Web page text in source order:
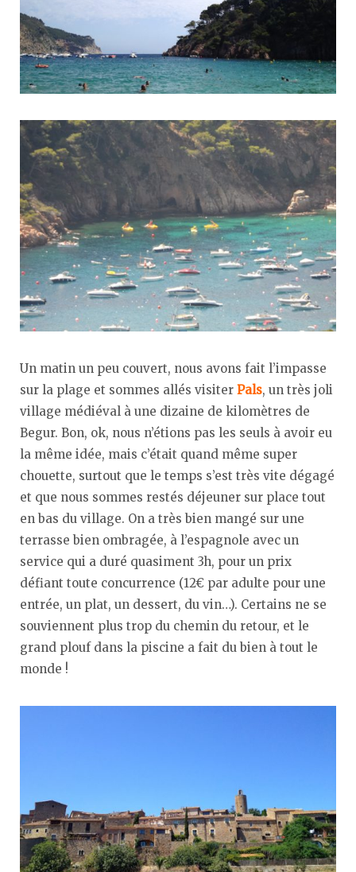
Un matin un peu couvert, nous avons fait l’impasse
sur la plage et sommes allés visiter Pals, un très joli
village médiéval à une dizaine de kilomètres de
Begur. Bon, ok, nous n’étions pas les seuls à avoir eu
la même idée, mais c’était quand même super
chouette, surtout que le temps s’est très vite dégagé
et que nous sommes restés déjeuner sur place tout
en bas du village. On a très bien mangé sur une
terrasse bien ombragée, à l’espagnole avec un
service qui a duré quasiment 3h, pour un prix
défiant toute concurrence (12€ par adulte pour une
entrée, un plat, un dessert, du vin…). Certains ne se
souviennent plus trop du chemin du retour, et le
grand plouf dans la piscine a fait du bien à tout le
monde !